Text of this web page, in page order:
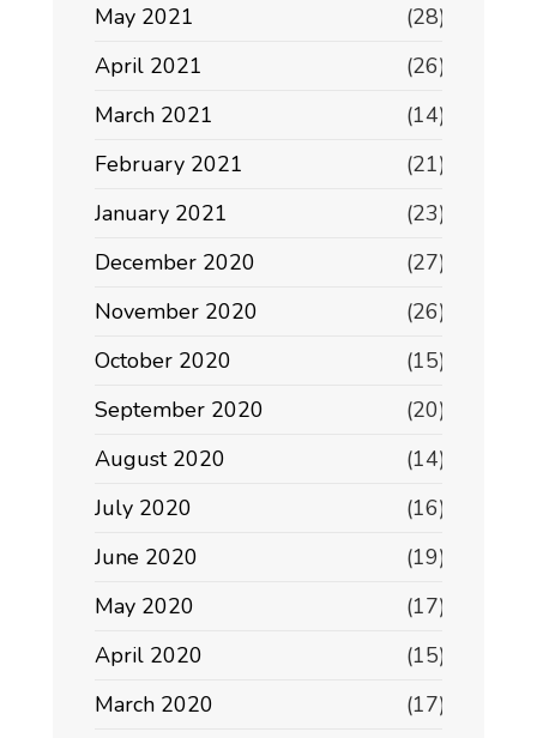
May 2021
(28)
April 2021
(26)
March 2021
(14)
February 2021
(21)
January 2021
(23)
December 2020
(27)
November 2020
(26)
October 2020
(15)
September 2020
(20)
August 2020
(14)
July 2020
(16)
June 2020
(19)
May 2020
(17)
April 2020
(15)
March 2020
(17)